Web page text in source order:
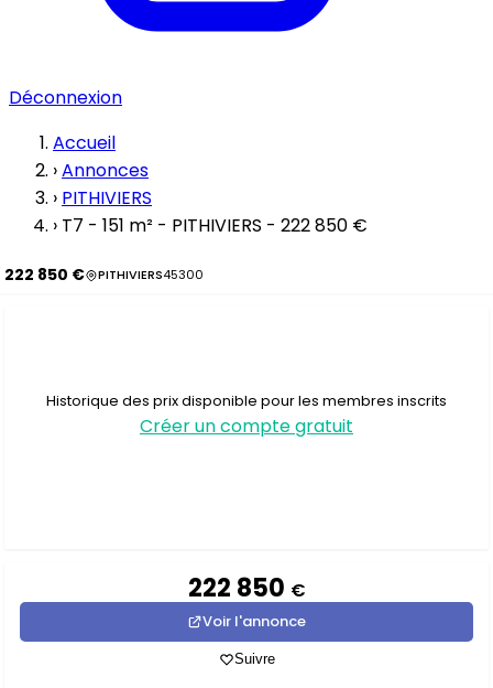
Déconnexion
Accueil
›Annonces
› PITHIVIERS
› T7 - 151 m² - PITHIVIERS - 222 850 €
222 850 € PITHIVIERS45300
Historique des prix disponible pour les membres inscrits
Créer un compte gratuit
222 850 €
Voir l'annonce
Suivre